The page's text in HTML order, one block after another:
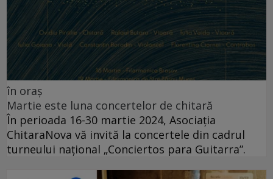
în oraș
Martie este luna concertelor de chitară
În perioada 16-30 martie 2024, Asociația
ChitaraNova vă invită la concertele din cadrul
turneului național „Conciertos para Guitarra”.